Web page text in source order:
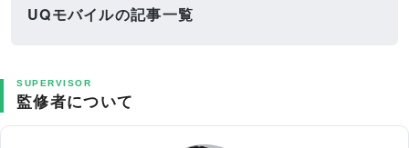
UQモバイルの記事一覧
SUPERVISOR
監修者について